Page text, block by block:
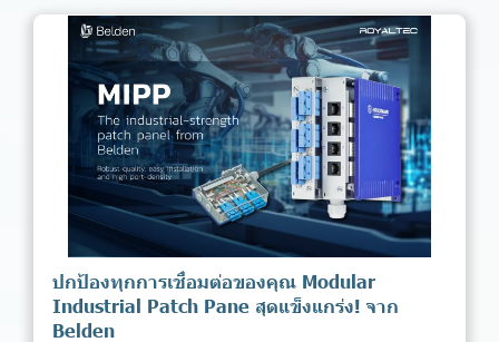
ปกป้องทุกการเชื่อมต่อของคุณ Modular
Industrial Patch Pane สุดแข็งแกร่ง! จาก
Belden